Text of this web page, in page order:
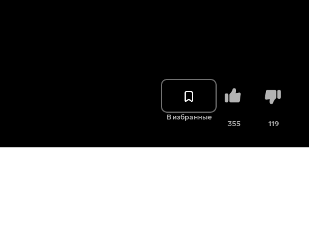
В избранные
355 119